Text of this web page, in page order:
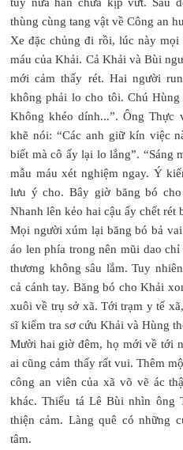
thùng cùng tang vật về Công an
Xe đặc chủng đi rồi, lúc này
máu của Khải. Cả Khải và Bùi
mới cảm thấy rét. Hai người
không phải lo cho tôi. Chú
Không khéo dính...”. Ông Thực
khẽ nói: “Các anh giữ kín việc
biết mà cô ấy lại lo lắng”. “Sáng
mẫu máu xét nghiệm ngay. Ý
lưu ý cho. Bây giờ băng bó
Nhanh lên kẻo hai cậu ấy chết rét
Mọi người xúm lại băng bó bả
áo len phía trong nên mũi dao
thương không sâu lắm. Tuy
cả cánh tay. Băng bó cho Khải
xuôi về trụ sở xã. Tới trạm y tế
sĩ kiểm tra sơ cứu Khải và Hùng
Mười hai giờ đêm, họ mới về tới
ai cũng cảm thấy rất vui. Thêm
công an viên của xã võ vẽ ác
khác. Thiếu tá Lê Bùi nhìn ông
thiện cảm. Làng quê có những
tâm.